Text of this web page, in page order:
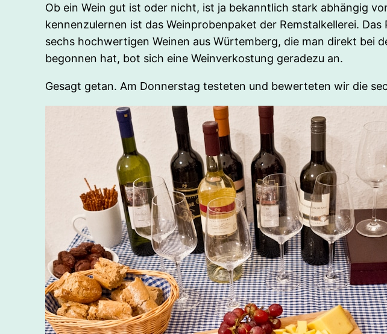
Ob ein Wein gut ist oder nicht, ist ja bekanntlich stark abhängig
kennenzulernen ist das Weinprobenpaket der Remstalkellerei.
sechs hochwertigen Weinen aus Würtemberg, die man direkt bei
begonnen hat, bot sich eine Weinverkostung geradezu an.
Gesagt getan. Am Donnerstag testeten und bewerteten wir die